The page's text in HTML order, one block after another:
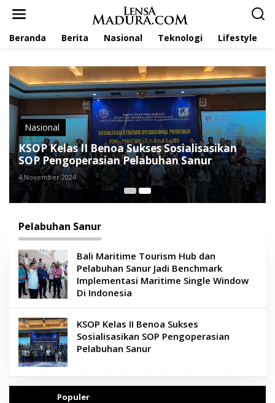
Beranda Berita Nasional Teknologi Lifestyle
Nasional
KSOP Kelas II Benoa Sukses Sosialisasikan
SOP Pengoperasian Pelabuhan Sanur
4 November 2024
Pelabuhan Sanur
Bali Maritime Tourism Hub dan
Pelabuhan Sanur Jadi Benchmark
Implementasi Maritime Single Window
Di Indonesia
KSOP Kelas II Benoa Sukses
Sosialisasikan SOP Pengoperasian
Pelabuhan Sanur
Populer